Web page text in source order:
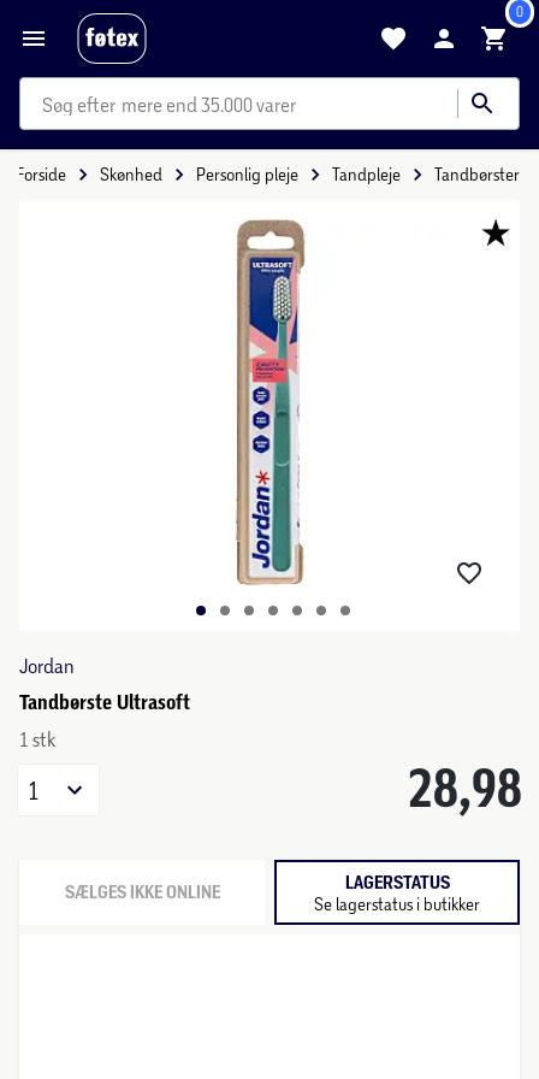
0
mere end 35.000 varer
Forside Skønhed Personlig pleje Tandpleje Tandbørster
Jordan
Tandbørste Ultrasoft
1 stk
28,98
1
SÆLGES IKKE ONLINE LAGERSTATUS
Se lagerstatus i butikker